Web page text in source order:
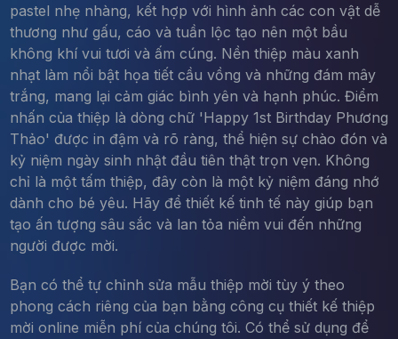
pastel nhẹ nhàng, kết hợp với hình ảnh các con vật dễ
thương như gấu, cáo và tuần lộc tạo nên một bầu
không khí vui tươi và ấm cúng. Nền thiệp màu xanh
nhạt làm nổi bật họa tiết cầu vồng và những đám mây
trắng, mang lại cảm giác bình yên và hạnh phúc. Điểm
nhấn của thiệp là dòng chữ 'Happy 1st Birthday Phương
Thảo' được in đậm và rõ ràng, thể hiện sự chào đón và
kỷ niệm ngày sinh nhật đầu tiên thật trọn vẹn. Không
chỉ là một tấm thiệp, đây còn là một kỷ niệm đáng nhớ
dành cho bé yêu. Hãy để thiết kế tinh tế này giúp bạn
tạo ấn tượng sâu sắc và lan tỏa niềm vui đến những
người được mời.
Bạn có thể tự chỉnh sửa mẫu thiệp mời tùy ý theo
phong cách riêng của bạn bằng công cụ thiết kế thiệp
mời online miễn phí của chúng tôi. Có thể sử dụng để